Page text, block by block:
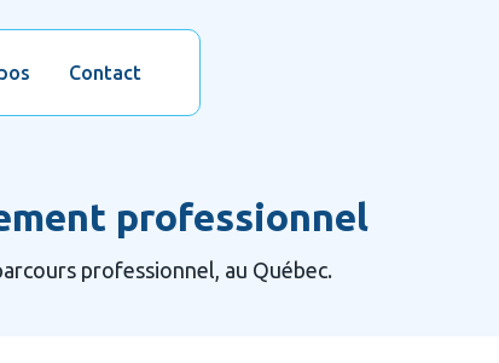
Contact
professionnel
professionnel, au Québec.